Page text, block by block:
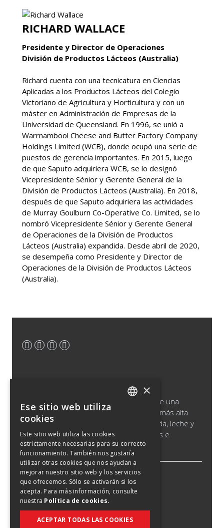
RICHARD WALLACE
Presidente y Director de Operaciones
División de Productos Lácteos (Australia)
Richard cuenta con una tecnicatura en Ciencias
Aplicadas a los Productos Lácteos del Colegio
Victoriano de Agricultura y Horticultura y con un
máster en Administración de Empresas de la
Universidad de Queensland. En 1996, se unió a
Warrnambool Cheese and Butter Factory Company
Holdings Limited (WCB), donde ocupó una serie de
puestos de gerencia importantes. En 2015, luego
de que Saputo adquiriera WCB, se lo designó
Vicepresidente Sénior y Gerente General de la
División de Productos Lácteos (Australia). En 2018,
después de que Saputo adquiriera las actividades
de Murray Goulburn Co-Operative Co. Limited, se lo
nombró Vicepresidente Sénior y Gerente General
de Operaciones de la División de Productos
Lácteos (Australia) expandida. Desde abril de 2020,
se desempeña como Presidente y Director de
Operaciones de la División de Productos Lácteos
(Australia).
Saputo produce, comercializa y distribuye una
amplia gama de productos lácteos de la más alta
calidad, que incluyen quesos, leche líquida, leche y
crema de larga vida, productos cultivados e
ingredientes lácteos.
Aviso jurí
Política de cookies
Política de confidencialidad
FRENCH
×
Ese sitio web utiliza
cookies
Este sitio web utiliza las cookies
estrictamente necesarias para su correcto
funcionamiento. También nos gustaría
utilizar otras cookies que nos ayudan a
mejorar nuestro sitio web y los servicios
que ofrecemos. Sólo se activarán si los
acepta. Para más información, consulte
nuestra Política de cookies.
ACEPTAR TODAS LAS COOKIES